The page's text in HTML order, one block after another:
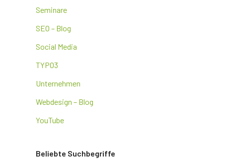
Seminare
SEO – Blog
Social Media
TYPO3
Unternehmen
Webdesign – Blog
YouTube
Beliebte Suchbegriffe